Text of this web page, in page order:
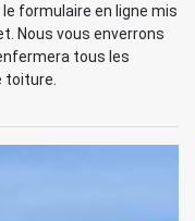
formulaire en ligne mis
Nous vous enverrons
tous les
toiture.